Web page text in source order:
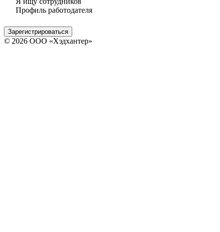
Профиль работодателя
Зарегистрироваться
© 2026 ООО «Хэдхантер»